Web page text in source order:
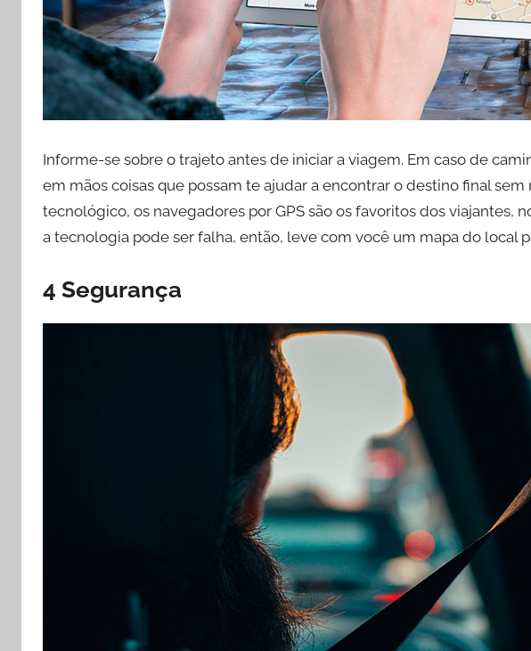
Informe-se sobre o trajeto antes de iniciar a viagem. Em caso de
em mãos coisas que possam te ajudar a encontrar o destino final
tecnológico, os navegadores por GPS são os favoritos dos viajantes,
a tecnologia pode ser falha, então, leve com você um mapa do local
4 Segurança